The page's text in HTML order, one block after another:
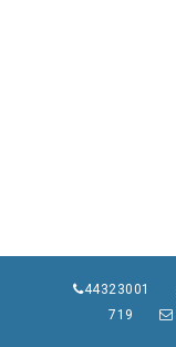
44323001
719